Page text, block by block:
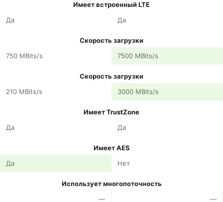
Имеет встроенный LTE
Да
Да
Скорость загрузки
750 MBits/s
7500 MBits/s
Скорость загрузки
210 MBits/s
3000 MBits/s
Имеет TrustZone
Да
Да
Имеет AES
Да
Нет
Использует многопоточность
—
—